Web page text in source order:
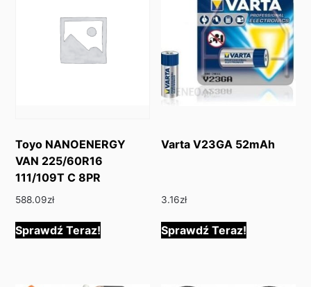
Toyo NANOENERGY
VAN 225/60R16
111/109T C 8PR
588.09zł
Sprawdź Teraz!
Varta V23GA 52mAh
3.16zł
Sprawdź Teraz!